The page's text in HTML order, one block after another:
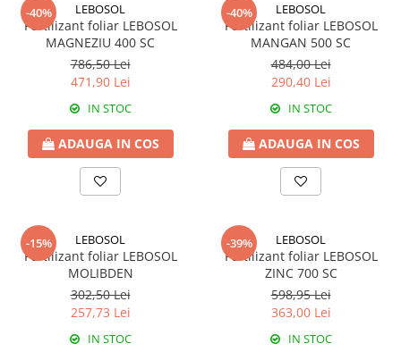
Fungicide
Insecticide
Biostimulatori
Fertilizanți foliari
CARTOF
Erbicide
Biostimulatori
Fertilizanți foliari
Fungicide
Insecticide
Biostimulatori
Fertilizanți foliari
Adjuvanți
CITRICE
Fertilizanți foliari
CONOPIDĂ
Insecticide
CUCURBITACEE
DOVLEAC
-40% LEBOSOL
Fertilizant foliar LEBOSOL
MAGNEZIU 400 SC
786,50 Lei
471,90 Lei
IN STOC
ADAUGA IN COS
-40% LEBOSOL
Fertilizant foliar LEBOSOL
MANGAN 500 SC
484,00 Lei
290,40 Lei
IN STOC
ADAUGA IN COS
-15% LEBOSOL
Fertilizant foliar LEBOSOL
MOLIBDEN
302,50 Lei
257,73 Lei
IN STOC
-39% LEBOSOL
Fertilizant foliar LEBOSOL
ZINC 700 SC
598,95 Lei
363,00 Lei
IN STOC